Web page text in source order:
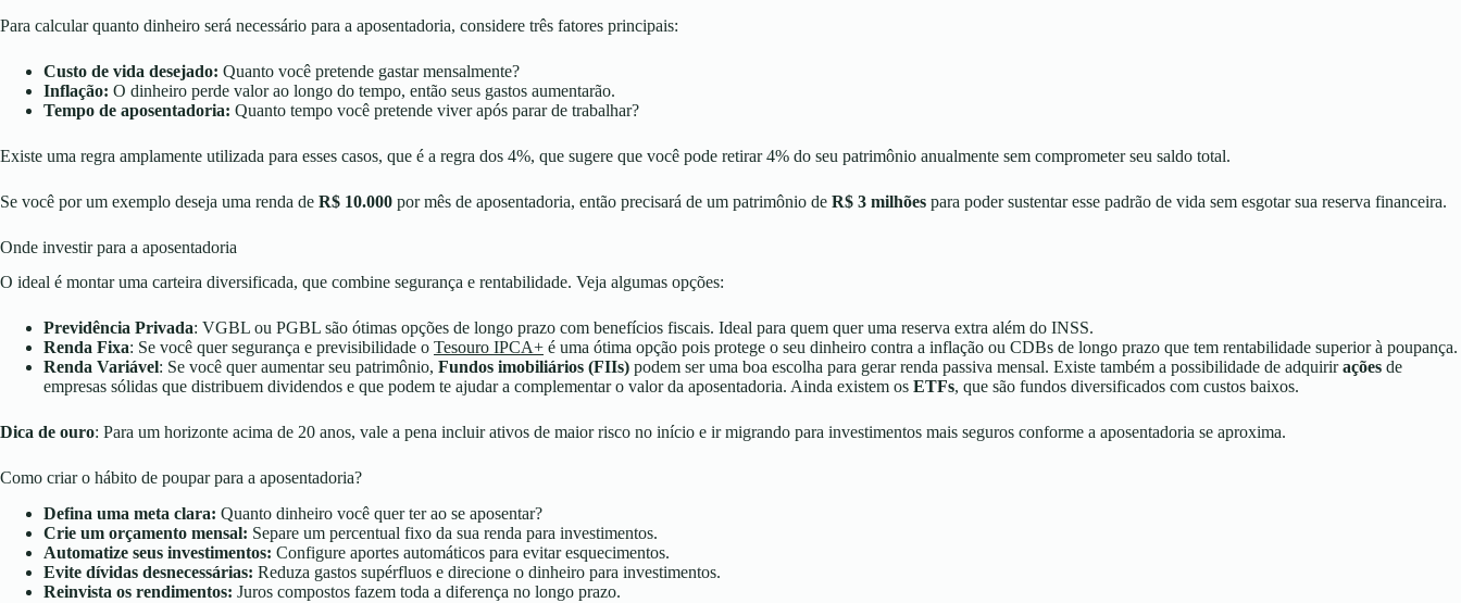
Para calcular quanto dinheiro será necessário para a aposentadoria, considere três fatores principais:
Custo de vida desejado: Quanto você pretende gastar mensalmente?
Inflação: O dinheiro perde valor ao longo do tempo, então seus gastos aumentarão.
Tempo de aposentadoria: Quanto tempo você pretende viver após parar de trabalhar?
Existe uma regra amplamente utilizada para esses casos, que é a regra dos 4%, que sugere que você pode retirar 4% do seu patrimônio anualmente sem comprometer seu saldo total.
Se você por um exemplo deseja uma renda de R$ 10.000 por mês de aposentadoria, então precisará de um patrimônio de R$ 3 milhões para poder sustentar esse padrão de vida sem esgotar sua reserva financeira.
Onde investir para a aposentadoria
O ideal é montar uma carteira diversificada, que combine segurança e rentabilidade. Veja algumas opções:
Previdência Privada: VGBL ou PGBL são ótimas opções de longo prazo com benefícios fiscais. Ideal para quem quer uma reserva extra além do INSS.
Renda Fixa: Se você quer segurança e previsibilidade o Tesouro IPCA+ é uma ótima opção pois protege o seu dinheiro contra a inflação ou CDBs de longo prazo que tem rentabilidade superior à poupança.
Renda Variável: Se você quer aumentar seu patrimônio, Fundos imobiliários (FIIs) podem ser uma boa escolha para gerar renda passiva mensal. Existe também a possibilidade de adquirirações de
empresas sólidas que distribuem dividendos e que podem te ajudar a complementar o valor da aposentadoria. Ainda existem os ETFs, que são fundos diversificados com custos baixos.
Dica de ouro: Para um horizonte acima de 20 anos, vale a pena incluir ativos de maior risco no início e ir migrando para investimentos mais seguros conforme a aposentadoria se aproxima.
Como criar o hábito de poupar para a aposentadoria?
Defina uma meta clara: Quanto dinheiro você quer ter ao se aposentar?
Crie um orçamento mensal: Separe um percentual fixo da sua renda para investimentos.
Automatize seus investimentos: Configure aportes automáticos para evitar esquecimentos.
Evite dívidas desnecessárias: Reduza gastos supérfluos e direcione o dinheiro para investimentos.
Reinvista os rendimentos: Juros compostos fazem toda a diferença no longo prazo.